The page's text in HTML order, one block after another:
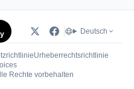
Deutsch
Urheberrechtsrichtlinie
(öffnet in neuem Tab)
Rechte vorbehalten